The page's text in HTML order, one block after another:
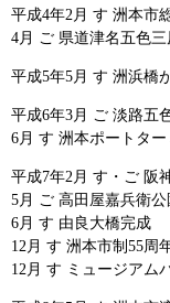
平成4年2月 す 洲本市
4月 ご 県道津名五色
平成5年5月 す 洲浜橋
平成6年3月 ご 淡路五
6月 す 洲本ポートタ
平成7年2月 す・ご 阪
5月 ご 高田屋嘉兵衛
6月 す 由良大橋完成
12月 す 洲本市制55周
12月 す ミュージアム